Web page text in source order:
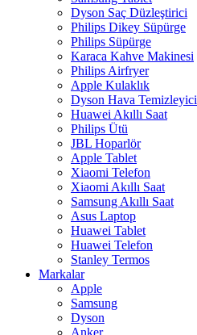
Dyson Saç Düzleştirici
Philips Dikey Süpürge
Philips Süpürge
Karaca Kahve Makinesi
Philips Airfryer
Apple Kulaklık
Dyson Hava Temizleyici
Huawei Akıllı Saat
Philips Ütü
JBL Hoparlör
Apple Tablet
Xiaomi Telefon
Xiaomi Akıllı Saat
Samsung Akıllı Saat
Asus Laptop
Huawei Tablet
Huawei Telefon
Stanley Termos
Markalar
Apple
Samsung
Dyson